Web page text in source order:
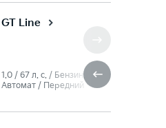
GT Line
1.0 / 67 л. c. / Бензин,
Автомат / Передний